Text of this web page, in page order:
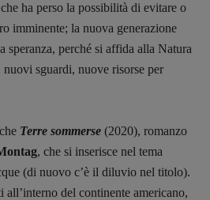
ha perso la possibilità di evitare o
imminente; la nuova generazione
speranza, perché si affida alla Natura
sguardi, nuove risorse per
Terre sommerse (2020), romanzo
, che si inserisce nel tema
(di nuovo c’è il diluvio nel titolo).
del continente americano,